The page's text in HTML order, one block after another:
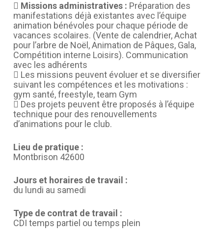
 Missions administratives : Préparation des
manifestations déjà existantes avec l’équipe
animation bénévoles pour chaque période de
vacances scolaires. (Vente de calendrier, Achat
pour l’arbre de Noël, Animation de Pâques, Gala,
Compétition interne Loisirs). Communication
avec les adhérents
 Les missions peuvent évoluer et se diversifier
suivant les compétences et les motivations :
gym santé, freestyle, team Gym
 Des projets peuvent être proposés à l’équipe
technique pour des renouvellements
d’animations pour le club.
Lieu de pratique :
Montbrison 42600
Jours et horaires de travail :
du lundi au samedi
Type de contrat de travail :
CDI temps partiel ou temps plein